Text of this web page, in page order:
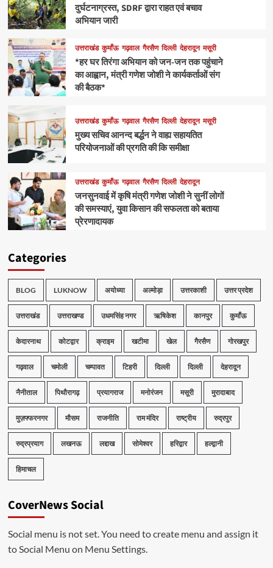
दुर्घटनाग्रस्त, SDRF द्वारा राहत एवं बचाव
अभियान जारी
उत्तराखंड कुमाँऊ गढ़वाल गैरसैण दिल्ली देहरादून मसूरी
*हर घर तिरंगा अभियान को जन-जन तक पहुंचाने
का आह्वान, मंत्री गणेश जोशी ने कार्यकर्ताओं संग
की बैठक*
उत्तराखंड कुमाँऊ गढ़वाल गैरसैण दिल्ली देहरादून मसूरी
मुख्य सचिव आनन्द बर्द्धन ने वाह्य सहायतित
परियोजनाओं की प्रगति की कि समीक्षा
उत्तराखंड कुमाँऊ गढ़वाल गैरसैण दिल्ली देहरादून
जनसुनवाई में कृषि मंत्री गणेश जोशी ने सुनीं लोगों
की समस्याएं, युवा किसान की सफलता को बताया
प्रेरणादायक
Categories
BLOG LUKNOW अयोध्या अल्मोड़ा उत्तरकाशी उत्तर प्रदेश
उत्तराखंड उत्तराखण्ड उधमसिंह नगर ऋषिकेश कानपुर कुमाँऊ
केदारनाथ कोटद्वार क्राइम खटीमा खेल गैरसैण गोरखपुर
गढ़वाल चमोली चम्पावत टिहरी दिल्ली दिल्ली देहरादून
नैनीताल पिथौरागढ़ प्रयागराज मनोरंजन मसूरी मुरादाबाद
मुज़फ्फरनगर मौसम राजनीति राम मंदिर राष्ट्रीय रुद्रपुर
रुद्रप्रयाग लखनऊ लद्दाख सोमेश्वर हरिद्वार हल्द्वानी
हिमाचल
CoverNews Social
Social menu is not set. You need to create menu and assign it
to Social Menu on Menu Settings.